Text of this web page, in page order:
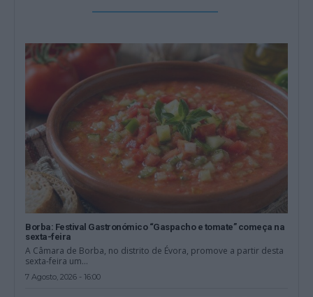
Borba: Festival Gastronómico “Gaspacho e tomate” começa na
sexta-feira
A Câmara de Borba, no distrito de Évora, promove a partir desta
sexta-feira um...
7 Agosto, 2026 - 16:00